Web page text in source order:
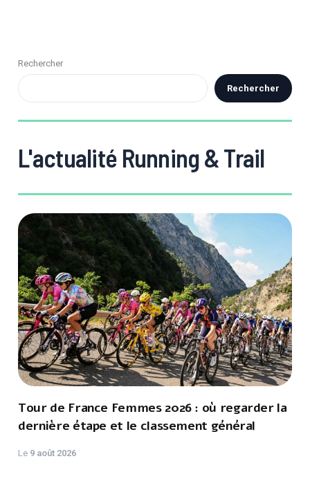
Rechercher
Rechercher
L'actualité Running & Trail
Tour de France Femmes 2026 : où regarder la
dernière étape et le classement général
Le 9 août 2026